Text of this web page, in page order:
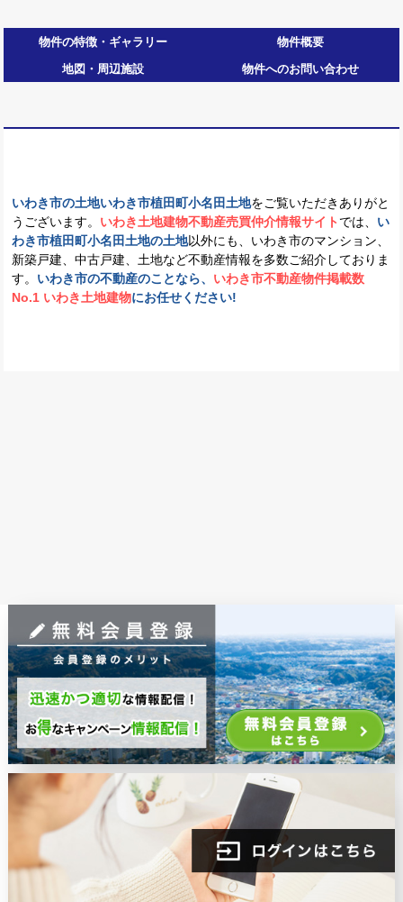
物件の特徴・ギャラリー
物件概要
地図・周辺施設
物件へのお問い合わせ
いわき市の土地いわき市植田町小名田土地をご覧いただきありがと
うございます。 いわき土地建物不動産売買仲介情報サイト では、 い
わき市植田町小名田土地の土地以外にも、いわき市のマンション、
新築戸建、中古戸建、土地など不動産情報を多数ご紹介しておりま
す。 いわき市の不動産のことなら、 いわき市不動産物件掲載数
No.1 いわき土地建物にお任せください!